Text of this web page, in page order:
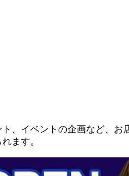
、イベントの企画など、
ます。